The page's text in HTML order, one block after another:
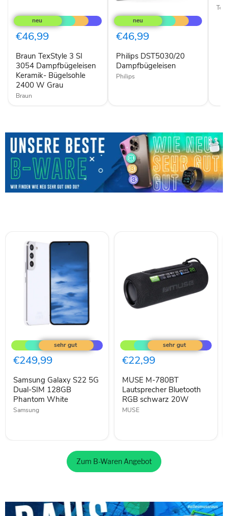
TexStyle
3
SI
3054
Keramik-
Bügelsohle
2400
W
Grau
€46,99
Braun TexStyle 3 SI
3054 Dampfbügeleisen
Keramik- Bügelsohle
2400 W Grau
Braun
DST5030/20
Dampfbügeleisen
€46,99
Philips DST5030/20
Dampfbügeleisen
Philips
Galaxy
S22
5G
Dual-
128GB
Phantom
White
€249,99
Samsung Galaxy S22 5G
Dual-SIM 128GB
Phantom White
Samsung
M-
780BT
Lautsprecher
Bluetooth
schwarz
20W
€22,99
MUSE M-780BT
Lautsprecher Bluetooth
RGB schwarz 20W
MUSE
Zum B-Waren Angebot